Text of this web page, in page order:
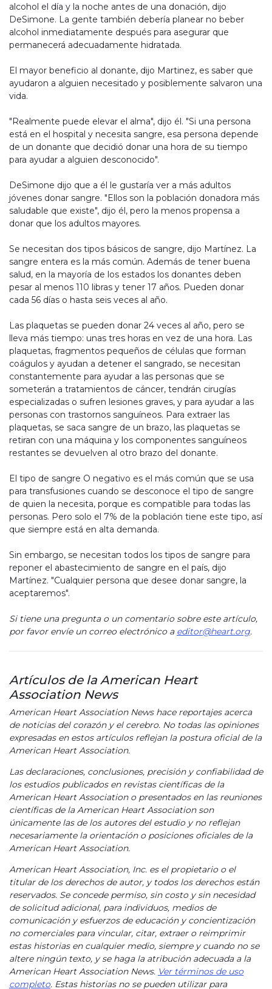
alcohol el día y la noche antes de una donación, dijo
DeSimone. La gente también debería planear no beber
alcohol inmediatamente después para asegurar que
permanecerá adecuadamente hidratada.
El mayor beneficio al donante, dijo Martinez, es saber que
ayudaron a alguien necesitado y posiblemente salvaron una
vida.
"Realmente puede elevar el alma", dijo él. "Si una persona
está en el hospital y necesita sangre, esa persona depende
de un donante que decidió donar una hora de su tiempo
para ayudar a alguien desconocido".
DeSimone dijo que a él le gustaría ver a más adultos
jóvenes donar sangre. "Ellos son la población donadora más
saludable que existe", dijo él, pero la menos propensa a
donar que los adultos mayores.
Se necesitan dos tipos básicos de sangre, dijo Martínez. La
sangre entera es la más común. Además de tener buena
salud, en la mayoría de los estados los donantes deben
pesar al menos 110 libras y tener 17 años. Pueden donar
cada 56 días o hasta seis veces al año.
Las plaquetas se pueden donar 24 veces al año, pero se
lleva más tiempo: unas tres horas en vez de una hora. Las
plaquetas, fragmentos pequeños de células que forman
coágulos y ayudan a detener el sangrado, se necesitan
constantemente para ayudar a las personas que se
someterán a tratamientos de cáncer, tendrán cirugías
especializadas o sufren lesiones graves, y para ayudar a las
personas con trastornos sanguíneos. Para extraer las
plaquetas, se saca sangre de un brazo, las plaquetas se
retiran con una máquina y los componentes sanguíneos
restantes se devuelven al otro brazo del donante.
El tipo de sangre O negativo es el más común que se usa
para transfusiones cuando se desconoce el tipo de sangre
de quien la necesita, porque es compatible para todas las
personas. Pero solo el 7% de la población tiene este tipo, así
que siempre está en alta demanda.
Sin embargo, se necesitan todos los tipos de sangre para
reponer el abastecimiento de sangre en el país, dijo
Martínez. "Cualquier persona que desee donar sangre, la
aceptaremos".
Si tiene una pregunta o un comentario sobre este artículo,
por favor envíe un correo electrónico a editor@heart.org.
Artículos de la American Heart
Association News
American Heart Association News hace reportajes acerca
de noticias del corazón y el cerebro. No todas las opiniones
expresadas en estos artículos reflejan la postura oficial de la
American Heart Association.
Las declaraciones, conclusiones, precisión y confiabilidad de
los estudios publicados en revistas científicas de la
American Heart Association o presentados en las reuniones
científicas de la American Heart Association son
únicamente las de los autores del estudio y no reflejan
necesariamente la orientación o posiciones oficiales de la
American Heart Association.
American Heart Association, Inc. es el propietario o el
titular de los derechos de autor, y todos los derechos están
reservados. Se concede permiso, sin costo y sin necesidad
de solicitud adicional, para individuos, medios de
comunicación y esfuerzos de educación y concientización
no comerciales para vincular, citar, extraer o reimprimir
estas historias en cualquier medio, siempre y cuando no se
altere ningún texto, y se haga la atribución adecuada a la
American Heart Association News. Ver términos de uso
completo. Estas historias no se pueden utilizar para